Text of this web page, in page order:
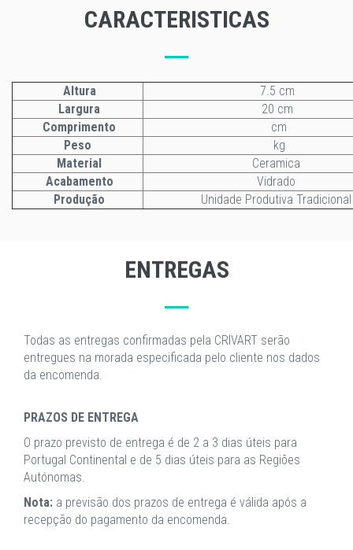
CARACTERISTICAS
Altura
7.5 cm
Largura
20 cm
Comprimento
cm
Peso
kg
Material
Ceramica
Acabamento
Vidrado
Produção
Unidade Produtiva Tradicional
ENTREGAS
Todas as entregas confirmadas pela CRIVART serão
entregues na morada especificada pelo cliente nos dados
da encomenda.
PRAZOS DE ENTREGA
O prazo previsto de entrega é de 2 a 3 dias úteis para
Portugal Continental e de 5 dias úteis para as Regiões
Autónomas.
Nota: a previsão dos prazos de entrega é válida após a
recepção do pagamento da encomenda.